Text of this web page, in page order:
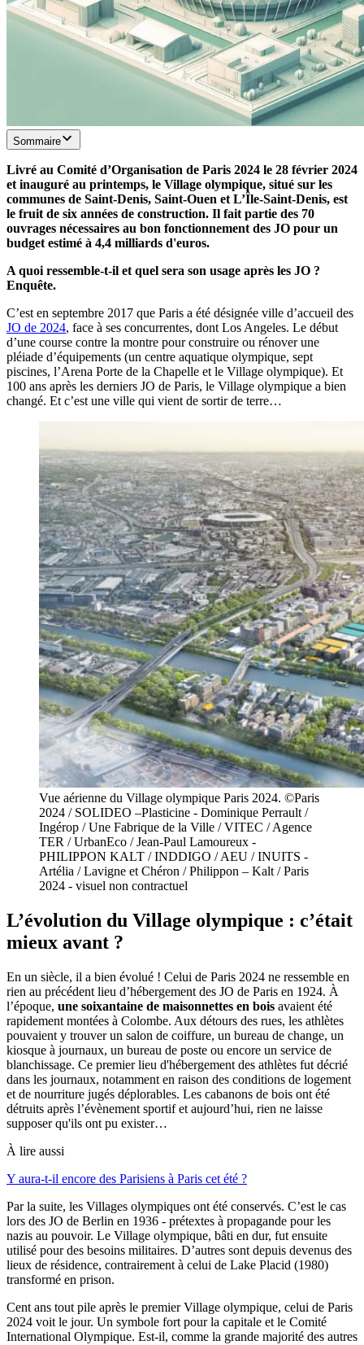
Sommaire
Livré au Comité d’Organisation de Paris 2024 le 28 février 2024
et inauguré au printemps, le Village olympique, situé sur les
communes de Saint-Denis, Saint-Ouen et L’Île-Saint-Denis, est
le fruit de six années de construction. Il fait partie des 70
ouvrages nécessaires au bon fonctionnement des JO pour un
budget estimé à 4,4 milliards d'euros.
A quoi ressemble-t-il et quel sera son usage après les JO ?
Enquête.
C’est en septembre 2017 que Paris a été désignée ville d’accueil des
JO de 2024, face à ses concurrentes, dont Los Angeles. Le début
d’une course contre la montre pour construire ou rénover une
pléiade d’équipements (un centre aquatique olympique, sept
piscines, l’Arena Porte de la Chapelle et le Village olympique). Et
100 ans après les derniers JO de Paris, le Village olympique a bien
changé. Et c’est une ville qui vient de sortir de terre…
Vue aérienne du Village olympique Paris 2024. ©Paris
2024 / SOLIDEO –Plasticine - Dominique Perrault /
Ingérop / Une Fabrique de la Ville / VITEC / Agence
TER / UrbanEco / Jean-Paul Lamoureux -
PHILIPPON KALT / INDDIGO / AEU / INUITS -
Artélia / Lavigne et Chéron / Philippon – Kalt / Paris
2024 - visuel non contractuel
L’évolution du Village olympique : c’était
mieux avant ?
En un siècle, il a bien évolué ! Celui de Paris 2024 ne ressemble en
rien au précédent lieu d’hébergement des JO de Paris en 1924. À
l’époque, une soixantaine de maisonnettes en bois avaient été
rapidement montées à Colombe. Aux détours des rues, les athlètes
pouvaient y trouver un salon de coiffure, un bureau de change, un
kiosque à journaux, un bureau de poste ou encore un service de
blanchissage. Ce premier lieu d'hébergement des athlètes fut décrié
dans les journaux, notamment en raison des conditions de logement
et de nourriture jugés déplorables. Les cabanons de bois ont été
détruits après l’évènement sportif et aujourd’hui, rien ne laisse
supposer qu'ils ont pu exister…
À lire aussi
Y aura-t-il encore des Parisiens à Paris cet été ?
Par la suite, les Villages olympiques ont été conservés. C’est le cas
lors des JO de Berlin en 1936 - prétextes à propagande pour les
nazis au pouvoir. Le Village olympique, bâti en dur, fut ensuite
utilisé pour des besoins militaires. D’autres sont depuis devenus des
lieux de résidence, contrairement à celui de Lake Placid (1980)
transformé en prison.
Cent ans tout pile après le premier Village olympique, celui de Paris
2024 voit le jour. Un symbole fort pour la capitale et le Comité
International Olympique. Est-il, comme la grande majorité des autres